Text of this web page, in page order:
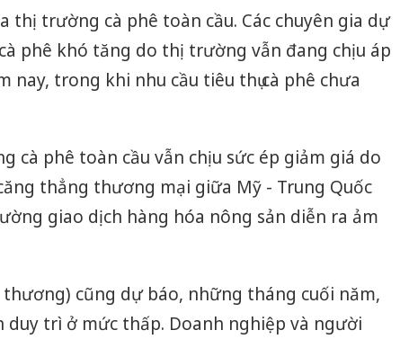
thị trường cà phê toàn cầu. Các chuyên gia dự
phê khó tăng do thị trường vẫn đang chịu áp
nay, trong khi nhu cầu tiêu thụ cà phê chưa
cà phê toàn cầu vẫn chịu sức ép giảm giá do
thẳng thương mại giữa Mỹ - Trung Quốc
giao dịch hàng hóa nông sản diễn ra ảm
thương) cũng dự báo, những tháng cuối năm,
duy trì ở mức thấp. Doanh nghiệp và người